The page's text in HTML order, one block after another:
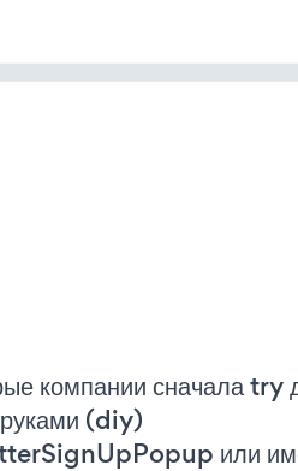
компании сначала try
(diy)
или